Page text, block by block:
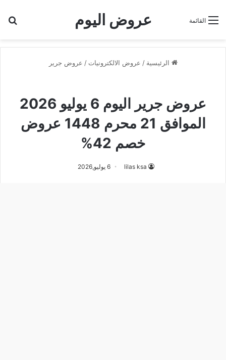
عروض اليوم القائمة
الرئيسية / عروض الالكترونيات / عروض جرير
عروض جرير اليوم 6 يوليو 2026
الموافق 21 محرم 1448 عروض
خصم 42%
lilas ksa 6 يوليو,2026